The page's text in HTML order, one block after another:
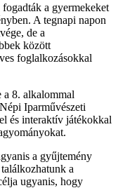
a gyermekeket
A tegnapi napon
de a
között
foglalkozásokkal
a 8. alkalommal
Iparművészeti
és interaktív játékokkal
a gyűjtemény
a
ugyanis, hogy